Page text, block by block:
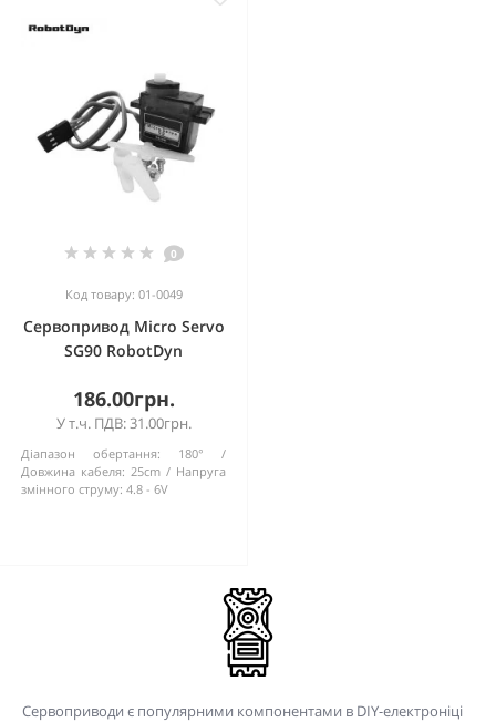
0
Код товару: 01-0049
Сервопривод Micro Servo
SG90 RobotDyn
186.00грн.
У т.ч. ПДВ: 31.00грн.
Діапазон обертання:
180°
Довжина кабеля: 25cm
Напруга
змінного струму: 4.8 - 6V
Сервоприводи є популярними компонентами в DIY-електроніці